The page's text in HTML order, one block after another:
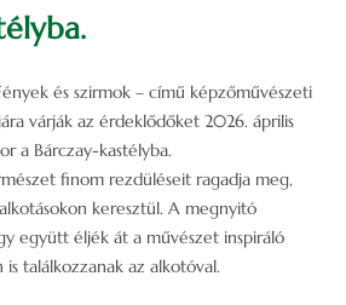
és szirmok – című képzőművészeti
várják az érdeklődőket 2026. április
a Bárczay-kastélyba.
finom rezdüléseit ragadja meg,
keresztül. A megnyitó
együtt éljék át a művészet inspiráló
is találkozzanak az alkotóval.